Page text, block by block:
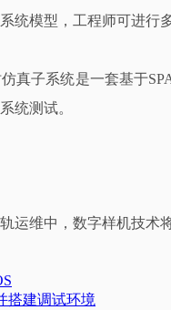
统模型，工程师可进行
真子系统是一套基于
统测试。
运维中，数字样机技术
搭建调试环境